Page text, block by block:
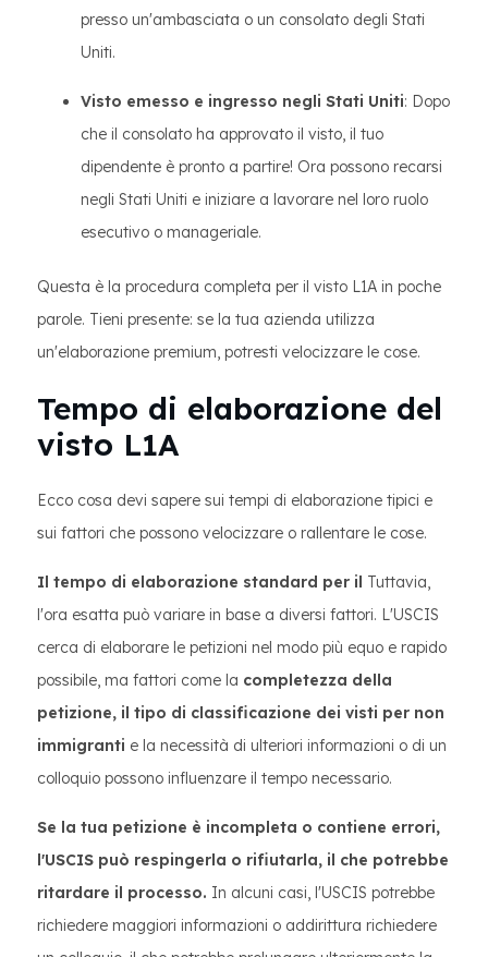
presso un'ambasciata o un consolato degli Stati
Uniti.
Visto emesso e ingresso negli Stati Uniti: Dopo
che il consolato ha approvato il visto, il tuo
dipendente è pronto a partire! Ora possono recarsi
negli Stati Uniti e iniziare a lavorare nel loro ruolo
esecutivo o manageriale.
Questa è la procedura completa per il visto L1A in poche
parole. Tieni presente: se la tua azienda utilizza
un'elaborazione premium, potresti velocizzare le cose.
Tempo di elaborazione del
visto L1A
Ecco cosa devi sapere sui tempi di elaborazione tipici e
sui fattori che possono velocizzare o rallentare le cose.
Il tempo di elaborazione standard per il Tuttavia,
l'ora esatta può variare in base a diversi fattori. L'USCIS
cerca di elaborare le petizioni nel modo più equo e rapido
possibile, ma fattori come la completezza della
petizione, il tipo di classificazione dei visti per non
immigranti e la necessità di ulteriori informazioni o di un
colloquio possono influenzare il tempo necessario.
Se la tua petizione è incompleta o contiene errori,
l'USCIS può respingerla o rifiutarla, il che potrebbe
ritardare il processo. In alcuni casi, l'USCIS potrebbe
richiedere maggiori informazioni o addirittura richiedere